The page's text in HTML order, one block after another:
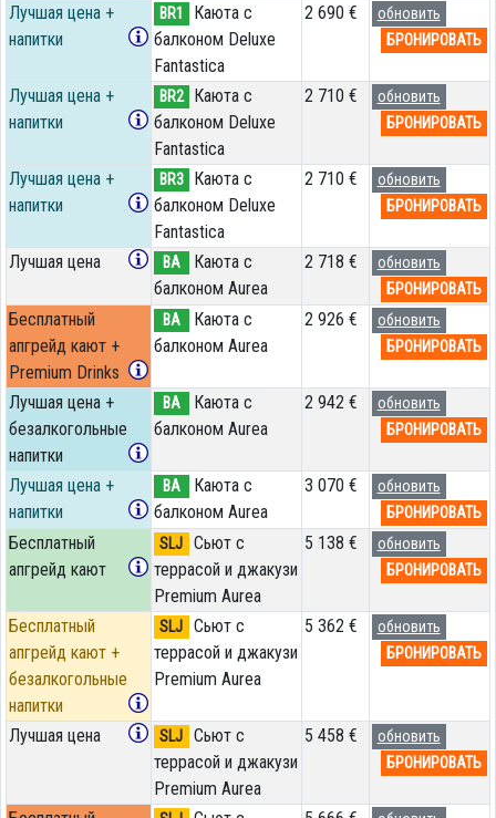
Лучшая цена +
напитки
BR1
Каюта с
балконом Deluxe
Fantastica
2 690 €
обновить
БРОНИРОВАТЬ
Лучшая цена +
напитки
BR2
Каюта с
балконом Deluxe
Fantastica
2 710 €
обновить
БРОНИРОВАТЬ
Лучшая цена +
напитки
BR3
Каюта с
балконом Deluxe
Fantastica
2 710 €
обновить
БРОНИРОВАТЬ
Лучшая цена BA
Каюта с
балконом Aurea
2 718 €
обновить
БРОНИРОВАТЬ
Бесплатный
апгрейд кают +
Premium Drinks
BA
Каюта с
балконом Aurea
2 926 €
обновить
БРОНИРОВАТЬ
Лучшая цена +
безалкогольные
напитки
BA
Каюта с
балконом Aurea
2 942 €
обновить
БРОНИРОВАТЬ
Лучшая цена +
напитки
BA
Каюта с
балконом Aurea
3 070 €
обновить
БРОНИРОВАТЬ
Бесплатный
апгрейд кают
SLJ
Сьют с
террасой и джакузи
Premium Aurea
5 138 €
обновить
БРОНИРОВАТЬ
Бесплатный
апгрейд кают +
безалкогольные
напитки
SLJ
Сьют с
террасой и джакузи
Premium Aurea
5 362 €
обновить
БРОНИРОВАТЬ
Лучшая цена SLJ
Сьют с
террасой и джакузи
Premium Aurea
5 458 €
обновить
БРОНИРОВАТЬ